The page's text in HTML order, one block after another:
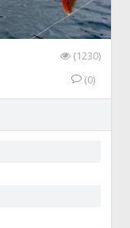
(1230)
(0)